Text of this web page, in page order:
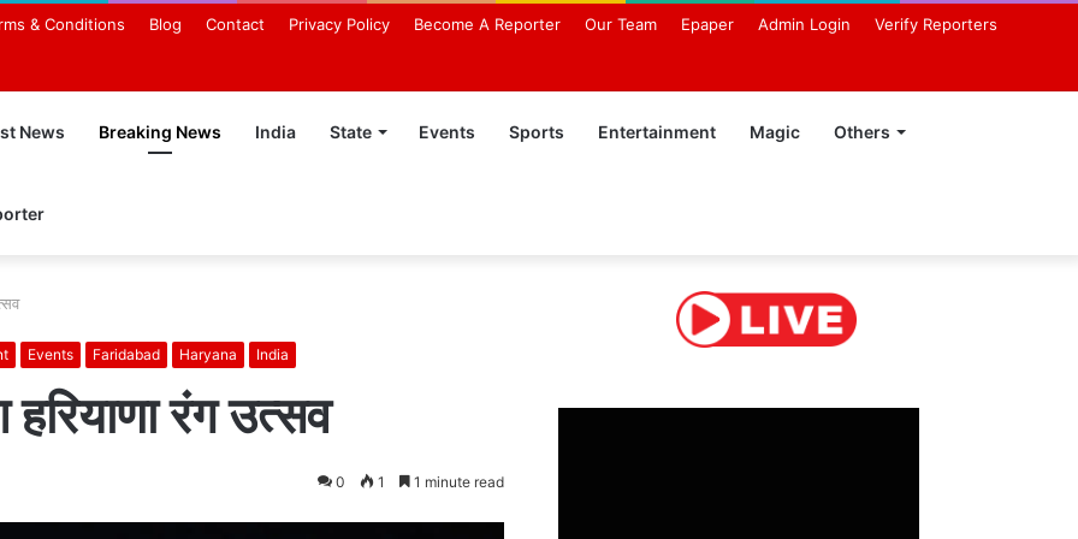
& Conditions Blog Contact Privacy Policy Become A Reporter Our Team Epaper Admin Login Verify Reporters
News Breaking News India State Events Sports Entertainment Magic Others
Events Faridabad Haryana India
रंग उत्सव
0 1 1 minute read